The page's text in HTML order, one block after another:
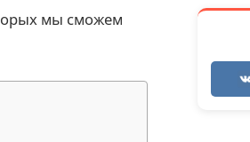
мы сможем